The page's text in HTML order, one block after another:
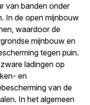
van banden onder
In de open mijnbouw
waardoor de
mijnbouw en
tegen puin.
ladingen op
en
van de
In het algemeen